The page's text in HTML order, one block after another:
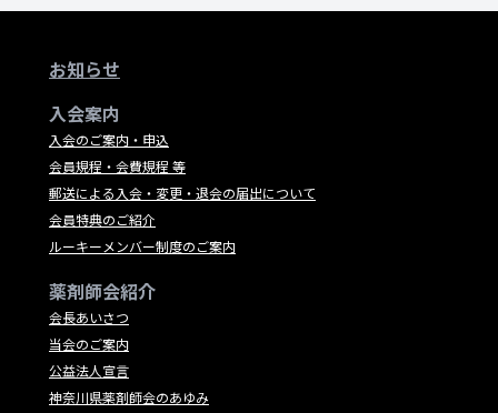
お知らせ
入会案内
入会のご案内・申込
会員規程・会費規程 等
郵送による入会・変更・退会の届出について
会員特典のご紹介
ルーキーメンバー制度のご案内
薬剤師会紹介
会長あいさつ
当会のご案内
公益法人宣言
神奈川県薬剤師会のあゆみ